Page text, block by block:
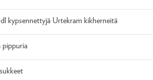
kypsennettyjä Urtekram kikherneitä
pippuria